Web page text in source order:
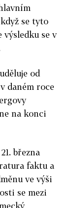
se tyto
výsledku se v
od
daném roce
na konci
března
faktu a
ve výši
se mezi